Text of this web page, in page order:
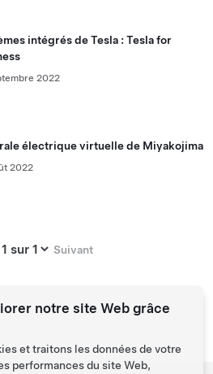
intégrés de Tesla : Tesla for
2022
électrique virtuelle de Miyakojima
2022
Suivant
notre site Web grâce
et traitons les données de votre
performances du site Web,